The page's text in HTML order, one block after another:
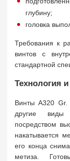
глубину;
головка
Требования к
винтов с
стандартной
Технология
Винты A320 Gr.
другие виды
посредством
накатывается
его конца
метиза.